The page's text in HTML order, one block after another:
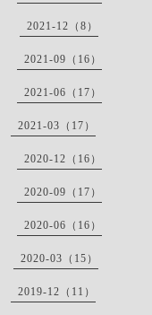
2021-12（8）
2021-09（16）
2021-06（17）
2021-03（17）
2020-12（16）
2020-09（17）
2020-06（16）
2020-03（15）
2019-12（11）